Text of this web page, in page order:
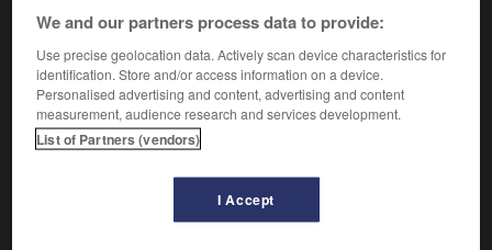
Chihuahua, 1896-Cuernavaca 1974).
Tôt engagé dans le mouvement révolutionnaire mexicain, il
participa dans les années 1920 à la conception d'un art
national et populaire qui allait s'incarner dans le
attentat contre Trotski. Son œuvre est jalonnée de vastes
compositions murales, notamment à Mexico, de l'École
We and our partners process data to provide:
Use precise geolocation data. Actively scan device characteristics for
identification. Store and/or access information on a device.
Personalised advertising and content, advertising and content
measurement, audience research and services development.
List of Partners (vendors)
I Accept